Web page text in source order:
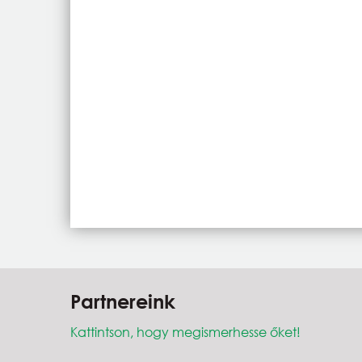
Partnereink
Kattintson, hogy megismerhesse őket!